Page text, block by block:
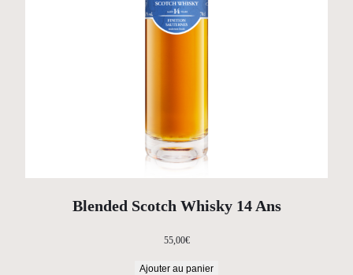
Blended Scotch Whisky 14 Ans
55,00€
Ajouter au panier